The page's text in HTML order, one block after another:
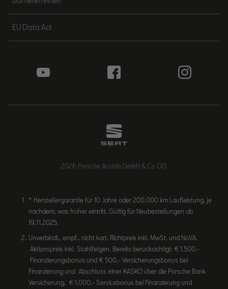
EU Data Act
2026 Porsche Austria GmbH & Co OG
* Herstellergarantie für 10 Jahre oder 200.000 km Laufleistung, je
nachdem, was früher eintritt. Gültig für Neubestellungen ab
19.11.2025.
Unverbindl., empf., nicht kart. Richtpreis inkl. MwSt. und NoVA.
Aktionspreis inkl. Stahlfelgen. Bereits berücksichtigt: € 1.500,-
Finanzierungsbonus und € 500,- Versicherungsbonus bei
Finanzierung und Abschluss einer KASKO über die Porsche Bank
Versicherung, € 1.000,- Servicebonus bei Finanzierung und